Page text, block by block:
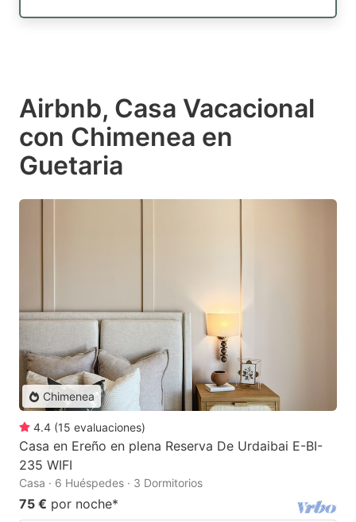
Airbnb, Casa Vacacional
con Chimenea en
Guetaria
Chimenea
4.4 (15 evaluaciones)
Casa en Ereño en plena Reserva De Urdaibai E-BI-
235 WIFI
Casa · 6 Huéspedes · 3 Dormitorios
75 € por noche*